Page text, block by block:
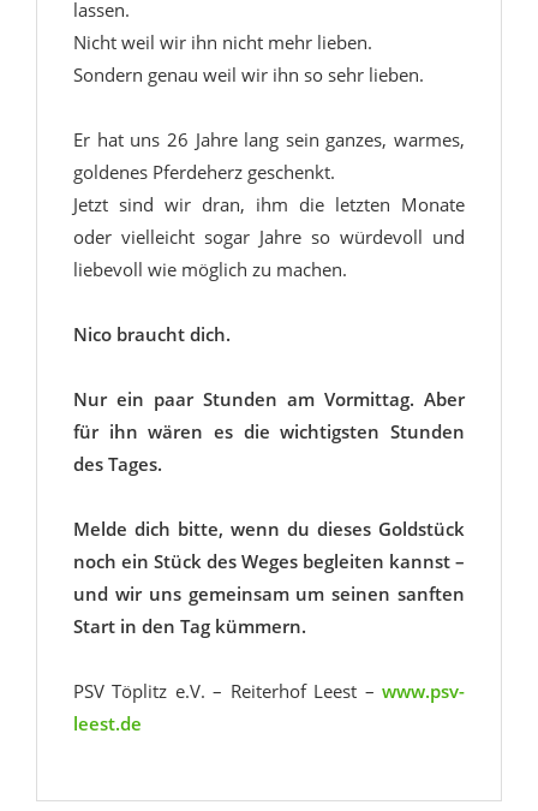
lassen.
Nicht weil wir ihn nicht mehr lieben.
Sondern genau weil wir ihn so sehr lieben.
Er hat uns 26 Jahre lang sein ganzes, warmes,
goldenes Pferdeherz geschenkt.
Jetzt sind wir dran, ihm die letzten Monate
oder vielleicht sogar Jahre so würdevoll und
liebevoll wie möglich zu machen.
Nico braucht dich.
Nur ein paar Stunden am Vormittag. Aber
für ihn wären es die wichtigsten Stunden
des Tages.
Melde dich bitte, wenn du dieses Goldstück
noch ein Stück des Weges begleiten kannst –
und wir uns gemeinsam um seinen sanften
Start in den Tag kümmern.
PSV Töplitz e.V. – Reiterhof Leest – www.psv-
leest.de